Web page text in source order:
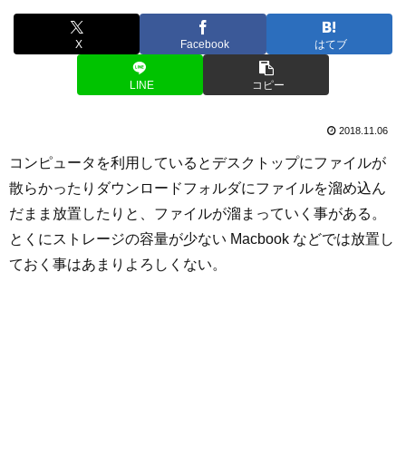
X Facebook はてブ
LINE コピー
2018.11.06
コンピュータを利用しているとデスクトップにファイルが
散らかったりダウンロードフォルダにファイルを溜め込ん
だまま放置したりと、ファイルが溜まっていく事がある。
とくにストレージの容量が少ない Macbook などでは放置し
ておく事はあまりよろしくない。